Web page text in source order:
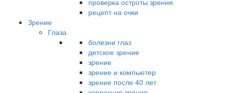
проверка остроты зрения
рецепт на очки
Зрение
Глаза
болезни глаз
детское зрение
зрение
зрение и компьютер
зрение после 40 лет